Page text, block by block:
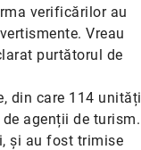
verificărilor au
Vreau
purtătorul de
din care 114 unități
agenții de turism.
și au fost trimise